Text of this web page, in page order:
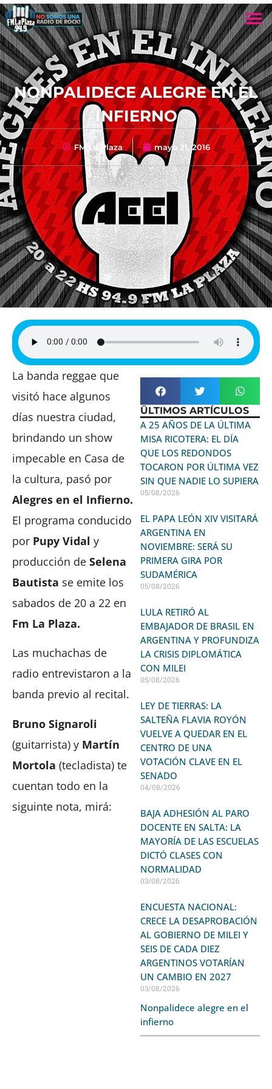
NONPALIDECE ALEGRE EN EL
INFIERNO
FM La Plaza mayo 21, 2016
La banda reggae que
visitó hace algunos
días nuestra ciudad,
brindando un show
impecable en Casa de
la cultura, pasó por
Alegres en el Infierno.
El programa conducido
por Pupy Vidal y
producción de Selena
Bautista se emite los
sabados de 20 a 22 en
Fm La Plaza.
Las muchachas de
radio entrevistaron a la
banda previo al recital.
Bruno Signaroli
(guitarrista) y Martín
Mortola (tecladista) te
cuentan todo en la
siguinte nota, mirá:
ÜLTIMOS ARTÍCULOS
A 25 AÑOS DE LA ÚLTIMA
MISA RICOTERA: EL DÍA
QUE LOS REDONDOS
TOCARON POR ÚLTIMA VEZ
SIN QUE NADIE LO SUPIERA
05/08/2026
EL PAPA LEÓN XIV VISITARÁ
ARGENTINA EN
NOVIEMBRE: SERÁ SU
PRIMERA GIRA POR
SUDAMÉRICA
05/08/2026
LULA RETIRÓ AL
EMBAJADOR DE BRASIL EN
ARGENTINA Y PROFUNDIZA
LA CRISIS DIPLOMÁTICA
CON MILEI
05/08/2026
LEY DE TIERRAS: LA
SALTEÑA FLAVIA ROYÓN
VUELVE A QUEDAR EN EL
CENTRO DE UNA
VOTACIÓN CLAVE EN EL
SENADO
04/08/2026
BAJA ADHESIÓN AL PARO
DOCENTE EN SALTA: LA
MAYORÍA DE LAS ESCUELAS
DICTÓ CLASES CON
NORMALIDAD
03/08/2026
ENCUESTA NACIONAL:
CRECE LA DESAPROBACIÓN
AL GOBIERNO DE MILEI Y
SEIS DE CADA DIEZ
ARGENTINOS VOTARÍAN
UN CAMBIO EN 2027
03/08/2026
Nonpalidece alegre en el
infierno